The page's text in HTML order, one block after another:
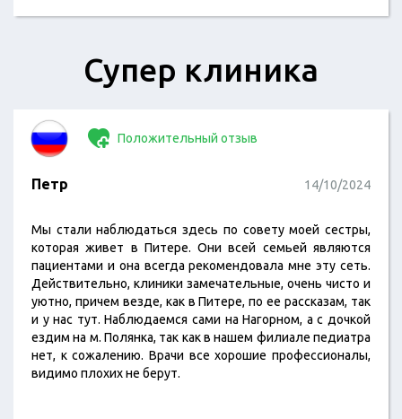
Супер клиника
Положительный отзыв
Петр 14/10/2024
Мы стали наблюдаться здесь по совету моей сестры,
которая живет в Питере. Они всей семьей являются
пациентами и она всегда рекомендовала мне эту сеть.
Действительно, клиники замечательные, очень чисто и
уютно, причем везде, как в Питере, по ее рассказам, так
и у нас тут. Наблюдаемся сами на Нагорном, а с дочкой
ездим на м. Полянка, так как в нашем филиале педиатра
нет, к сожалению. Врачи все хорошие профессионалы,
видимо плохих не берут.